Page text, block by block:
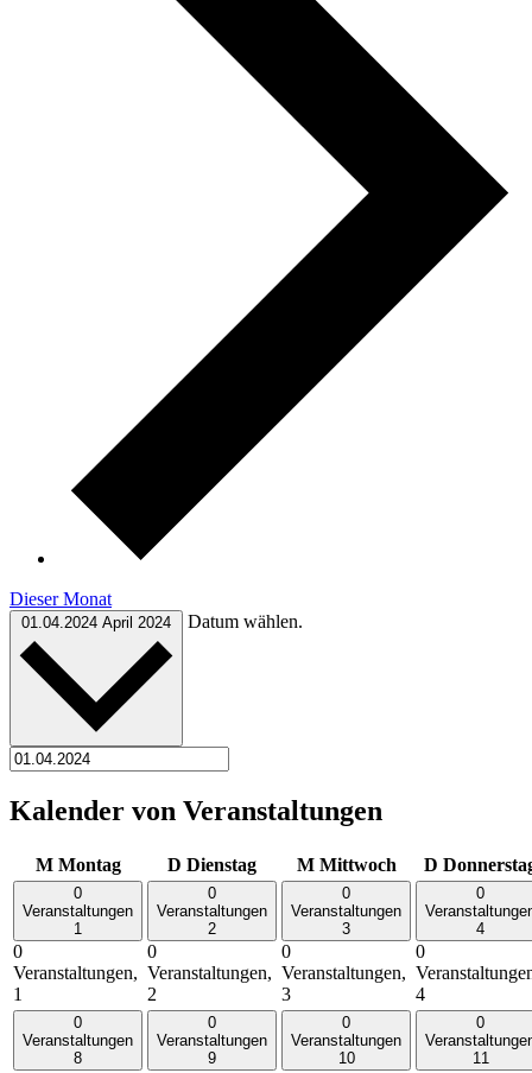
Dieser Monat
01.04.2024 April 2024 Datum wählen.
Kalender von Veranstaltungen
M Montag D Dienstag M Mittwoch D
0
Veranstaltungen
1
0
Veranstaltungen,
1
0
Veranstaltungen
2
0
Veranstaltungen,
2
0
Veranstaltungen
3
0
Veranstaltungen,
3
0
4
0
4
0
Veranstaltungen
8
0
Veranstaltungen
9
0
Veranstaltungen
10
0
11